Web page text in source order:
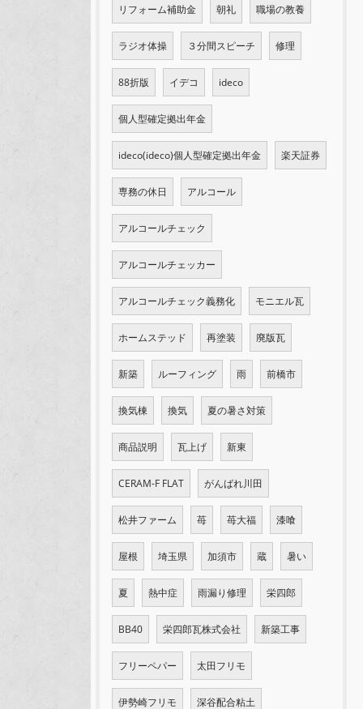
リフォーム補助金 朝礼 職場の教養
ラジオ体操 ３分間スピーチ 修理
88折版 イデコ ideco
個人型確定拠出年金
ideco(ideco)個人型確定拠出年金 楽天証券
専務の休日 アルコール
アルコールチェック
アルコールチェッカー
アルコールチェック義務化 モニエル瓦
ホームステッド 再塗装 廃版瓦
新築 ルーフィング 雨 前橋市
換気棟 換気 夏の暑さ対策
商品説明 瓦上げ 新東
CERAM-F FLAT がんばれ川田
松井ファーム 苺 苺大福 漆喰
屋根 埼玉県 加須市 蔵 暑い
夏 熱中症 雨漏り修理 栄四郎
BB40 栄四郎瓦株式会社 新築工事
フリーペパー 太田フリモ
伊勢崎フリモ 深谷配合粘土